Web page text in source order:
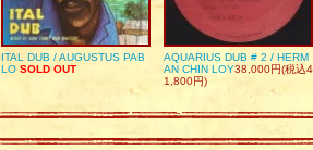
ITAL DUB / AUGUSTUS PAB
LO SOLD OUT
AQUARIUS DUB # 2 / HERM
AN CHIN LOY38,000円(税込4
1,800円)